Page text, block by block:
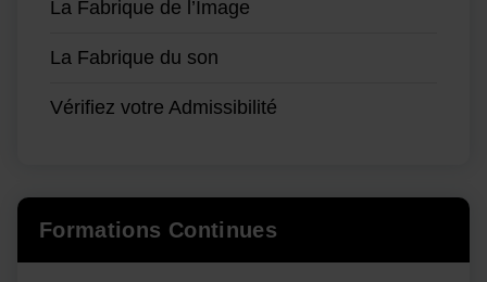
La Fabrique de l’Image
La Fabrique du son
Vérifiez votre Admissibilité
Formations Continues